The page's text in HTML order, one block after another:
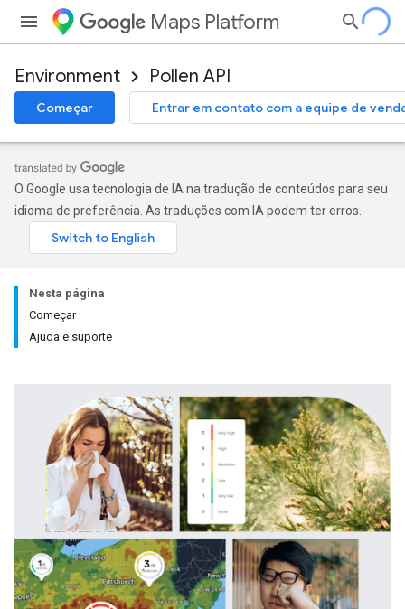
Maps Platform
Environment Pollen API
Começar Entrar em contato com a equipe de
O Google usa tecnologia de IA na tradução de conteúdos para seu
idioma de preferência. As traduções com IA podem ter erros.
Nesta página
Começar
Ajuda e suporte